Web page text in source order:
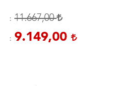
11.667,00
9.149,00